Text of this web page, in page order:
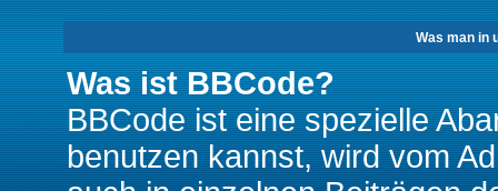
Was man in
Was ist BBCode?
BBCode ist eine spezielle
benutzen kannst, wird vom